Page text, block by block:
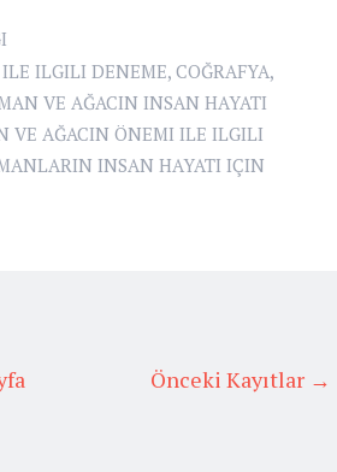
ILGILI DENEME, COĞRAFYA,
VE AĞACIN INSAN HAYATI
VE AĞACIN ÖNEMI ILE ILGILI
INSAN HAYATI IÇIN
Önceki Kayıtlar →